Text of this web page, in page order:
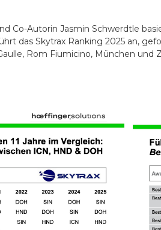
Co-Autorin Jasmin Schwerdtle
das Skytrax Ranking 2025 an,
Rom Fiumicino, München und